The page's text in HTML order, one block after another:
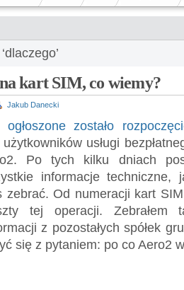
kart SIM, co wiemy?
Jakub Danecki
ogłoszone zostało
użytkowników usługi
Po tych kilku dniach
informacje techniczne,
zebrać. Od numeracji kart
tej operacji. Zebrałem
z pozostałych spółek
się z pytaniem: po co Aero2